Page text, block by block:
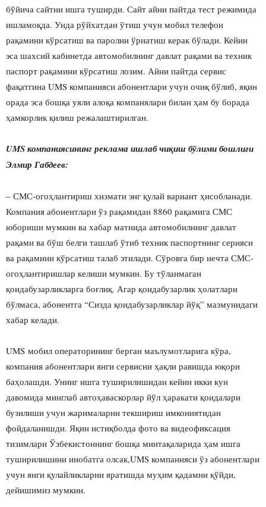
бўйича сайтни ишга туширди. Сайт айни пайтда тест режимида
ишламоқда. Унда рўйхатдан ўтиш учун мобил телефон
рақамини кўрсатиш ва паролни ўрнатиш керак бўлади. Кейин
эса шахсий кабинетда автомобилнинг давлат рақами ва техник
паспорт рақамини кўрсатиш лозим. Айни пайтда сервис
фақатгина UMS компанияси абонентлари учун очиқ бўлиб, яқин
орада эса бошқа уяли алоқа компанялари билан ҳам бу борада
ҳамкорлик қилиш режалаштирилган.
UMS компаниясининг реклама ишлаб чиқиш бўлими бошлиғи
Элмир Габдеев:
– СМС-огоҳлантириш хизмати энг қулай вариант ҳисобланади.
Компания абонентлари ўз рақамидан 8860 рақамига СМС
юбориши мумкин ва хабар матнида автомобилнинг давлат
рақами ва бўш белги ташлаб ўтиб техник паспортнинг серияси
ва рақамини кўрсатиш талаб этилади. Сўровга бир нечта СМС-
огоҳлантиришлар келиши мумкин. Бу тўланмаган
қоидабузарликларга боғлиқ. Агар қоидабузарлик ҳолатлари
бўлмаса, абонентга “Сизда қоидабузарликлар йўқ” мазмунидаги
хабар келади.
UMS мобил операторининг берган маълумотларига кўра,
компания абонентлари янги сервисни ҳақли равишда юқори
баҳолашди. Унинг ишга туширилишидан кейин икки кун
давомида минглаб автоҳаваскорлар йўл ҳаракати қоидалари
бузилиши учун жарималарни текшириш имкониятидан
фойдаланишди. Яқин истиқболда фото ва видеофиксация
тизимлари Ўзбекистоннинг бошқа минтақаларида ҳам ишга
туширилишини инобатга олсак,UMS компанияси ўз абонентлари
учун янги қулайликларни яратишда муҳим қадамни қўйди,
дейишимиз мумкин.